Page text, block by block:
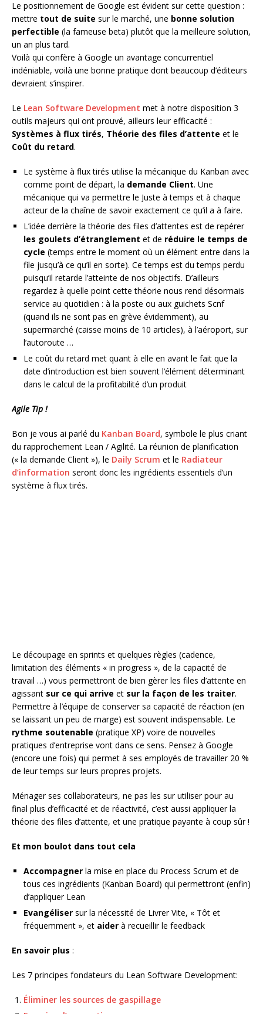
Le positionnement de Google est évident sur cette question :
mettre tout de suite sur le marché, une bonne solution
perfectible (la fameuse beta) plutôt que la meilleure solution,
un an plus tard.
Voilà qui confère à Google un avantage concurrentiel
indéniable, voilà une bonne pratique dont beaucoup d’éditeurs
devraient s’inspirer.
Le Lean Software Development met à notre disposition 3
outils majeurs qui ont prouvé, ailleurs leur efficacité :
Systèmes à flux tirés, Théorie des files d’attente et le
Coût du retard.
Le système à flux tirés utilise la mécanique du Kanban avec
comme point de départ, la demande Client. Une
mécanique qui va permettre le Juste à temps et à chaque
acteur de la chaîne de savoir exactement ce qu’il a à faire.
L’idée derrière la théorie des files d’attentes est de repérer
les goulets d’étranglement et de réduire le temps de
cycle (temps entre le moment où un élément entre dans la
file jusqu’à ce qu’il en sorte). Ce temps est du temps perdu
puisqu’il retarde l’atteinte de nos objectifs. D’ailleurs
regardez à quelle point cette théorie nous rend désormais
service au quotidien : à la poste ou aux guichets Scnf
(quand ils ne sont pas en grève évidemment), au
supermarché (caisse moins de 10 articles), à l’aéroport, sur
l’autoroute …
Le coût du retard met quant à elle en avant le fait que la
date d’introduction est bien souvent l’élément déterminant
dans le calcul de la profitabilité d’un produit
Agile Tip !
Bon je vous ai parlé du Kanban Board, symbole le plus criant
du rapprochement Lean / Agilité. La réunion de planification
(« la demande Client »), le Daily Scrum et le Radiateur
d’information seront donc les ingrédients essentiels d’un
système à flux tirés.
Le découpage en sprints et quelques règles (cadence,
limitation des éléments « in progress », de la capacité de
travail …) vous permettront de bien gèrer les files d’attente en
agissant sur ce qui arrive et sur la façon de les traiter.
Permettre à l’équipe de conserver sa capacité de réaction (en
se laissant un peu de marge) est souvent indispensable. Le
rythme soutenable (pratique XP) voire de nouvelles
pratiques d’entreprise vont dans ce sens. Pensez à Google
(encore une fois) qui permet à ses employés de travailler 20 %
de leur temps sur leurs propres projets.
Ménager ses collaborateurs, ne pas les sur utiliser pour au
final plus d’efficacité et de réactivité, c’est aussi appliquer la
théorie des files d’attente, et une pratique payante à coup sûr !
Et mon boulot dans tout cela
Accompagner la mise en place du Process Scrum et de
tous ces ingrédients (Kanban Board) qui permettront (enfin)
d’appliquer Lean
Evangéliser sur la nécessité de Livrer Vite, « Tôt et
fréquemment », et aider à recueillir le feedback
En savoir plus :
Les 7 principes fondateurs du Lean Software Development:
Éliminer les sources de gaspillage